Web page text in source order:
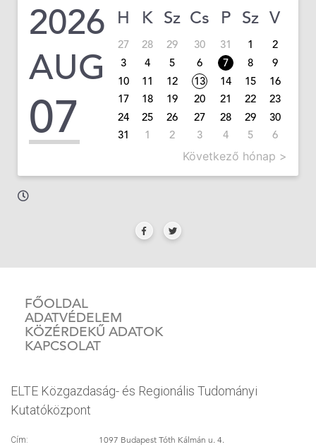
2026
AUG
07
H K Sz Cs P Sz V
27 28 29 30 31 1
2
3
4 5 6 7 8
9
10
11 12 13 14 15
16
17
18 19 20 21 22
23
24
25 26 27 28 29
30
31
1 2 3 4 5 6
Következő hónap >
FŐOLDAL
ADATVÉDELEM
KÖZÉRDEKŰ ADATOK
KAPCSOLAT
ELTE Közgazdaság- és Regionális Tudományi
Kutatóközpont
Cím: 1097 Budapest Tóth Kálmán u. 4.